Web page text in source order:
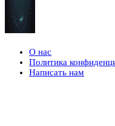
О нас
Политика
Написать нам